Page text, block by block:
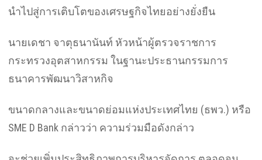
นำไปสู่การเติบโตของเศรษฐกิจไทยอย่างยั่งยืน
นายเดชา จาตุธนานันท์ หัวหน้าผู้ตรวจราชการ
กระทรวงอุตสาหกรรม ในฐานะประธานกรรมการ
ธนาคารพัฒนาวิสาหกิจ
ขนาดกลางและขนาดย่อมแห่งประเทศไทย (ธพว.) หรือ
SME D Bank กล่าวว่า ความร่วมมือดังกล่าว